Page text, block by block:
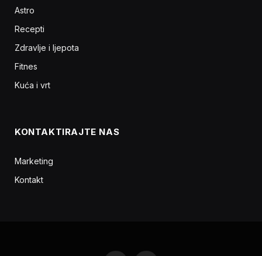
Astro
Recepti
Zdravlje i ljepota
Fitnes
Kuća i vrt
KONTAKTIRAJTE NAS
Marketing
Kontakt